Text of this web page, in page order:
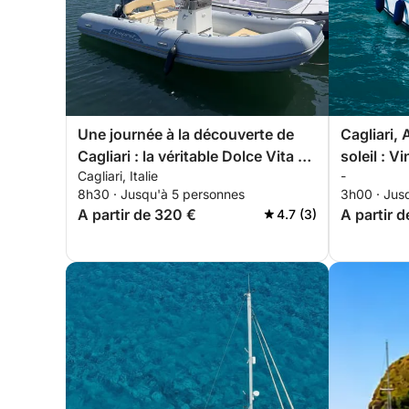
Une journée à la découverte de
Cagliari : la véritable Dolce Vita en
bateau à moteur
Cagliari, Italie
8h30 · Jusqu'à 5 personnes
A partir de 320 € 4.7 (3)
Cagliari,
soleil :
crépuscule
-
3h00 ·
A partir